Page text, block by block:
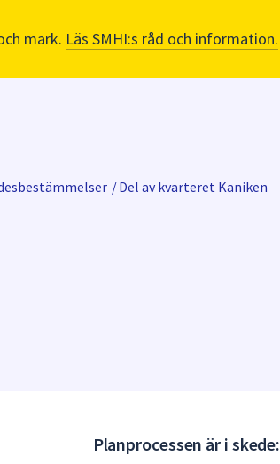
mark. Läs SMHI:s råd och information.
/Del av kvarteret Kaniken
Planprocessen är i skede: